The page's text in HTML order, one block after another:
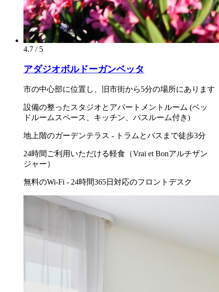
4.7 / 5
アダジオボルドーガンベッタ
市の中心部に位置し、旧市街から5分の場所にあります
設備の整ったスタジオとアパートメントルーム (ベッ
ドルームスペース、キッチン、バスルーム付き)
地上階のガーデンテラス - トラムとバスまで徒歩3分
24時間ご利用いただける軽食（Vrai et Bonアルチザン
ジャー）
無料のWi-Fi - 24時間365日対応のフロントデスク